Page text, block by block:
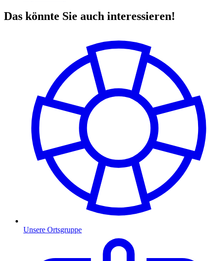
Das könnte Sie auch interessieren!
Unsere Ortsgruppe